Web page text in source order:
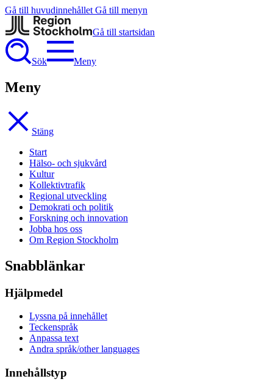
Gå till huvudinnehållet Gå till menyn
Gå till startsidan
Sök Meny
Meny
Stäng
Start
Hälso- och sjukvård
Kultur
Kollektivtrafik
Regional utveckling
Demokrati och politik
Forskning och innovation
Jobba hos oss
Om Region Stockholm
Snabblänkar
Hjälpmedel
Lyssna på innehållet
Teckenspråk
Anpassa text
Andra språk/other languages
Innehållstyp